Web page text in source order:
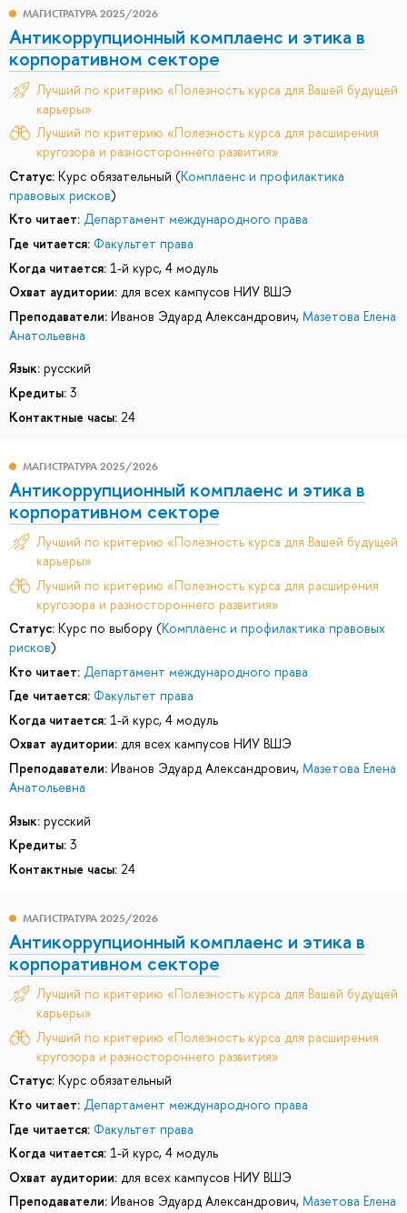
МАГИСТРАТУРА 2025/2026
Антикоррупционный комплаенс и этика в
корпоративном секторе
Лучший по критерию «Полезность курса для Вашей будущей
карьеры»
Лучший по критерию «Полезность курса для расширения
кругозора и разностороннего развития»
Статус: Курс обязательный (Комплаенс и профилактика
правовых рисков)
Кто читает: Департамент международного права
Где читается: Факультет права
Когда читается: 1-й курс, 4 модуль
Охват аудитории: для всех кампусов НИУ ВШЭ
Преподаватели: Иванов Эдуард Александрович, Мазетова Елена
Анатольевна
Язык: русский
Кредиты: 3
Контактные часы: 24
МАГИСТРАТУРА 2025/2026
Антикоррупционный комплаенс и этика в
корпоративном секторе
Лучший по критерию «Полезность курса для Вашей будущей
карьеры»
Лучший по критерию «Полезность курса для расширения
кругозора и разностороннего развития»
Статус: Курс по выбору (Комплаенс и профилактика правовых
рисков)
Кто читает: Департамент международного права
Где читается: Факультет права
Когда читается: 1-й курс, 4 модуль
Охват аудитории: для всех кампусов НИУ ВШЭ
Преподаватели: Иванов Эдуард Александрович, Мазетова Елена
Анатольевна
Язык: русский
Кредиты: 3
Контактные часы: 24
МАГИСТРАТУРА 2025/2026
Антикоррупционный комплаенс и этика в
корпоративном секторе
Лучший по критерию «Полезность курса для Вашей будущей
карьеры»
Лучший по критерию «Полезность курса для расширения
кругозора и разностороннего развития»
Статус: Курс обязательный
Кто читает: Департамент международного права
Где читается: Факультет права
Когда читается: 1-й курс, 4 модуль
Охват аудитории: для всех кампусов НИУ ВШЭ
Преподаватели: Иванов Эдуард Александрович, Мазетова Елена